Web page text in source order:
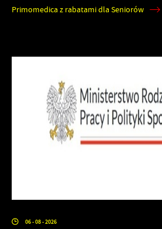
Primomedica z rabatami dla Seniorów
06 - 08 - 2026